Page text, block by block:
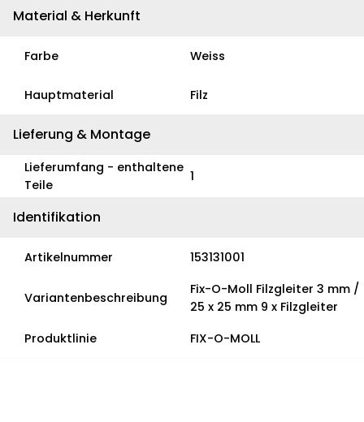
Material & Herkunft
Farbe Weiss
Hauptmaterial Filz
Lieferung & Montage
Lieferumfang - enthaltene
Teile
1
Identifikation
Artikelnummer 153131001
Variantenbeschreibung
Fix-O-Moll Filzgleiter 3 mm /
25 x 25 mm 9 x Filzgleiter
Produktlinie
FIX-O-MOLL